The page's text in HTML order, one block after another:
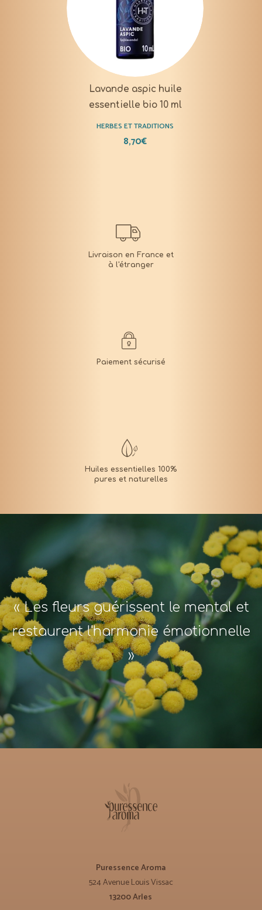
Lavande aspic huile
essentielle bio 10 ml
HERBES ET TRADITIONS
8,70€
« Les fleurs guérissent le mental et
restaurent l'harmonie émotionnelle
»
Puressence Aroma
524 Avenue Louis Vissac
13200 Arles